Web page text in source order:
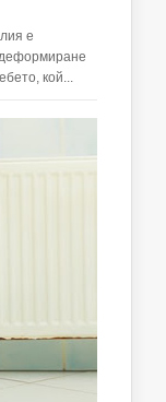
е
деформиране
кой...